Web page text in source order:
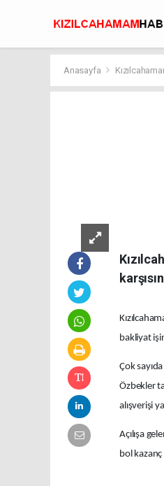
Anasayfa
bakliyat
Çok
Özbekler
alışverişi
Açılışa
bol